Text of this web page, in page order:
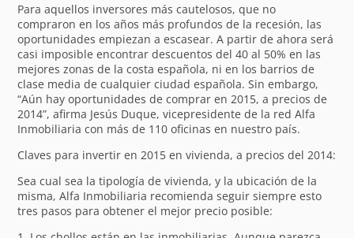
Para aquellos inversores más cautelosos, que no
compraron en los años más profundos de la recesión, las
oportunidades empiezan a escasear. A partir de ahora será
casi imposible encontrar descuentos del 40 al 50% en las
mejores zonas de la costa española, ni en los barrios de
clase media de cualquier ciudad española. Sin embargo,
“Aún hay oportunidades de comprar en 2015, a precios de
2014”, afirma Jesús Duque, vicepresidente de la red Alfa
Inmobiliaria con más de 110 oficinas en nuestro país.
Claves para invertir en 2015 en vivienda, a precios del 2014:
Sea cual sea la tipología de vivienda, y la ubicación de la
misma, Alfa Inmobiliaria recomienda seguir siempre esto
tres pasos para obtener el mejor precio posible: